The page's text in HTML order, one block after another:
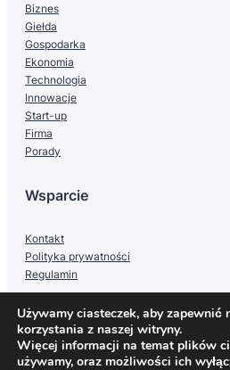
Biznes
Giełda
Gospodarka
Ekonomia
Technologia
Innowacje
Start-up
Firma
Porady
Wsparcie
Kontakt
Polityka prywatności
Regulamin
Używamy ciasteczek, aby zapewnić
korzystania z naszej witryny.
Więcej informacji na temat plików
używamy, oraz możliwości ich